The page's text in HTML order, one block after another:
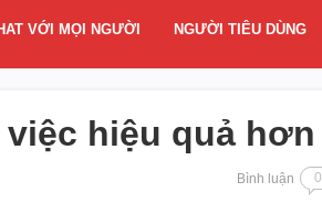
VỚI MỌI NGƯỜI NGƯỜI TIÊU DÙNG
hiệu quả hơn
Bình luận 0